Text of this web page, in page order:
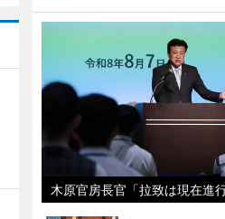
木原官房長官「拉致は現在進行